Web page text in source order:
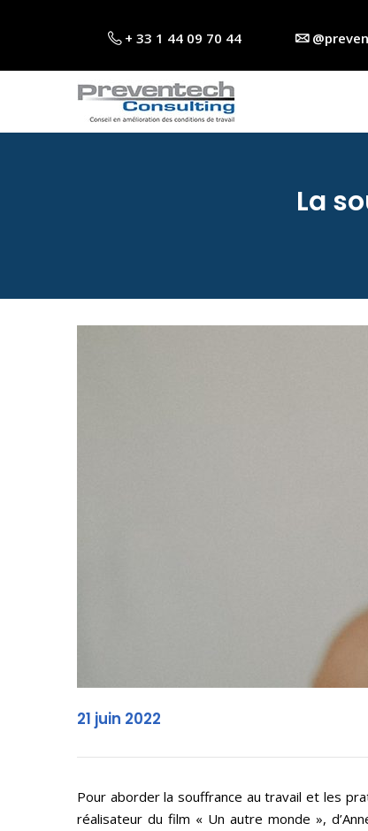
+ 33 1 44 09 70 44
La
21 juin 2022
Pour aborder la souffrance au travail et les
réalisateur du film « Un autre monde »,